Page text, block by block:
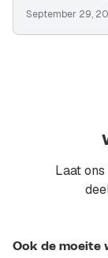
September 29,
Laat
Ook de moeite